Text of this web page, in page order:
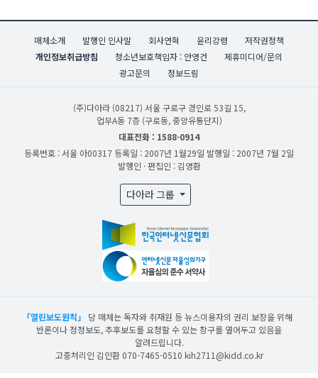
매체소개 발행인 인사말 회사연혁 윤리강령
저작권정책
개인정보취급방침
청소년보호책임자 : 안영건
제휴미디어/문의
광고문의
정보드림
(주)다아라 (08217) 서울 구로구 경인로 53길 15,
업무A동 7층 (구로동, 중앙유통단지)
대표전화 : 1588-0914
등록번호 : 서울 아00317 등록일 : 2007년 1월29일 발행일 : 2007년 7월 2일
발행인 · 편집인 : 김영환
다아라 그룹
「열린보도원칙」
당 매체는 독자와 취재원 등 뉴스이용자의 권리 보장을 위해
반론이나 정정보도, 추후보도를 요청할 수 있는 창구를 열어두고 있음을
알려드립니다.
고충처리인 김인환 070-7465-0510 kih2711@kidd.co.kr